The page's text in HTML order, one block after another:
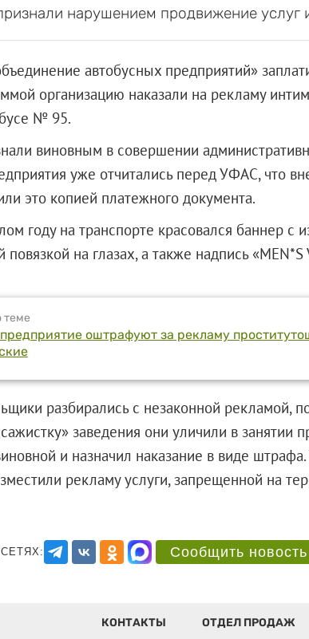
нарушением продвижение услуг
автобусных предприятий»
организацию наказали на рекламу
№ 95.
виновным в совершении
уже отчитались перед УФАС, что
это копией платежного документа.
году на транспорте красовался баннер с
на глазах, а также надпись «MEN*S
теме
оштрафуют за рекламу
разбирались с незаконной рекламой,
заведения они уличили в занятии
и назначил наказание в виде штрафа.
рекламу услуги, запрещенной
Сообщить новость
КОНТАКТЫ ОТДЕЛ ПРОДАЖ